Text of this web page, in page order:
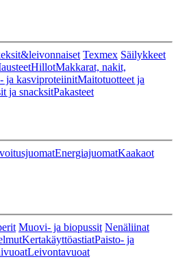
Texmex Säilykkeet
HillotMakkarat, nakit,
ja kasviproteiinitMaitotuotteet ja
ja snacksitPakasteet
EnergiajuomatKaakaot
Muovi- ja biopussit Nenäliinat
KertakäyttöastiatPaisto- ja
Leivontavuoat